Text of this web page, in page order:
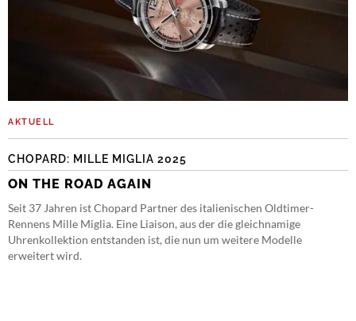
AKTUELL
CHOPARD: MILLE MIGLIA 2025
ON THE ROAD AGAIN
Seit 37 Jahren ist Chopard Partner des italienischen Oldtimer-
Rennens Mille Miglia. Eine Liaison, aus der die gleichnamige
Uhrenkollektion entstanden ist, die nun um weitere Modelle
erweitert wird.